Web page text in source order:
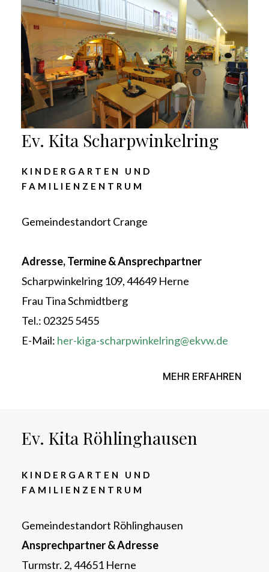
Ev. Kita Scharpwinkelring
KINDERGARTEN UND
FAMILIENZENTRUM
Gemeindestandort Crange
Adresse, Termine & Ansprechpartner
Scharpwinkelring 109, 44649 Herne
Frau Tina Schmidtberg
Tel.: 02325 5455
E-Mail: her-kiga-scharpwinkelring@ekvw.de
MEHR ERFAHREN
Ev. Kita Röhlinghausen
KINDERGARTEN UND
FAMILIENZENTRUM
Gemeindestandort Röhlinghausen
Ansprechpartner & Adresse
Turmstr. 2, 44651 Herne